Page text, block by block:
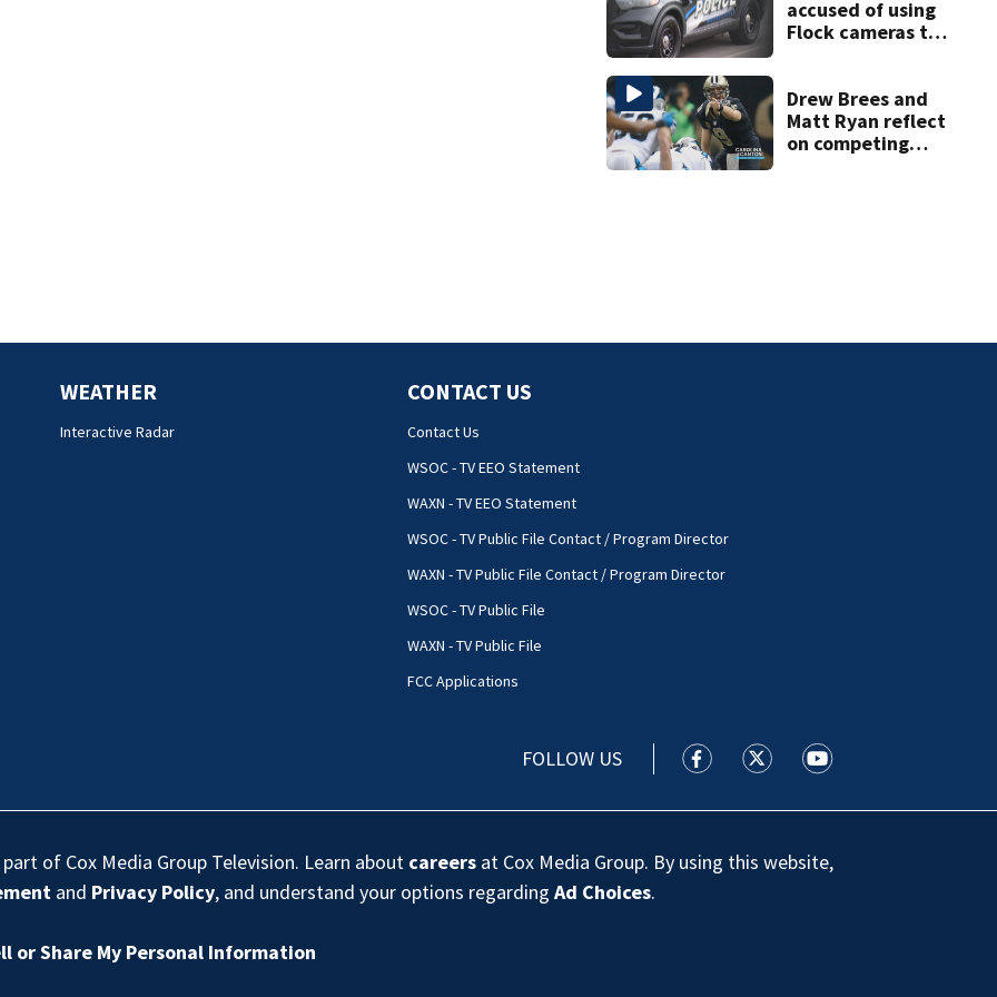
accused of using
Flock cameras to
Drew Brees and
Matt Ryan reflect
on competing
WEATHER
Interactive Radar
CONTACT US
Contact Us
WSOC - TV EEO Statement
WAXN - TV EEO Statement
WSOC - TV Public File Contact / Program Director
WAXN - TV Public File Contact / Program Director
WSOC - TV Public File
WAXN - TV Public File
FCC Applications
FOLLOW US WSOC TV facebook feed(Opens a
WSOC TV twitter feed(Opens
WSOC TV youtube
of Cox Media Group Television. Learn about careers at Cox Media Group. By using this website,
and Privacy Policy, and understand your options regardingAd Choices.
or Share My Personal Information